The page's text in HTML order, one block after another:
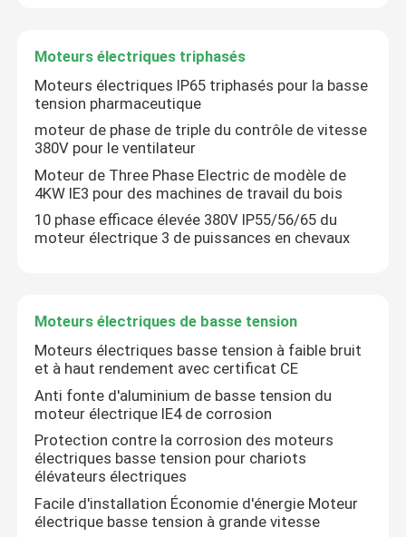
Moteurs électriques triphasés
Moteurs électriques IP65 triphasés pour la basse
tension pharmaceutique
moteur de phase de triple du contrôle de vitesse
380V pour le ventilateur
Moteur de Three Phase Electric de modèle de
4KW IE3 pour des machines de travail du bois
10 phase efficace élevée 380V IP55/56/65 du
moteur électrique 3 de puissances en chevaux
Moteurs électriques de basse tension
Moteurs électriques basse tension à faible bruit
et à haut rendement avec certificat CE
Anti fonte d'aluminium de basse tension du
moteur électrique IE4 de corrosion
Protection contre la corrosion des moteurs
électriques basse tension pour chariots
élévateurs électriques
Facile d'installation Économie d'énergie Moteur
électrique basse tension à grande vitesse